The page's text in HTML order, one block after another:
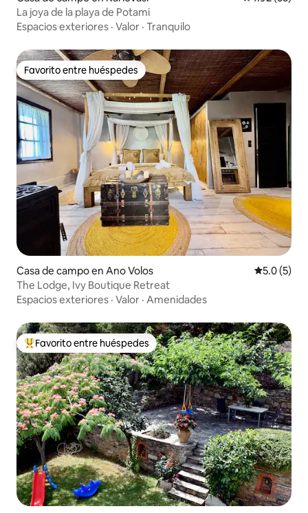
La joya de la playa de Potami
Espacios exteriores · Valor · Tranquilo
Favorito entre huéspedes
Favorito entre huéspedes
Casa de campo en Ano Volos
5.0 (5)
The Lodge, Ivy Boutique Retreat
Espacios exteriores · Valor · Amenidades
De los mejores en Favorito entre huéspedes
Favorito entre huéspedes